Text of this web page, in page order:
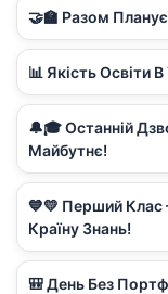
🤝🏫 Разом
📊 Якість Освіти
🔔🎓 Останній
Майбутнє!
💙💛 Перший
Країну Знань!
🎒 День Без